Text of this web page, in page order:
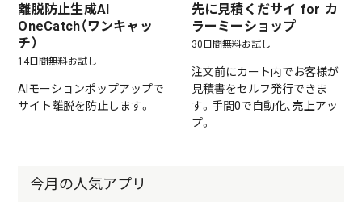
離脱防止生成AI
OneCatch（ワンキャッ
チ）
14日間無料お試し
AIモーションポップアップで
サイト離脱を防止します。
先に見積くだサイ for カ
ラーミーショップ
30日間無料お試し
注文前にカート内でお客様が
見積書をセルフ発行できま
す。手間0で自動化、売上アッ
プ。
今月の人気アプリ